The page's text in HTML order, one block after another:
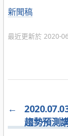
分
新聞稿
最近更新於 2020-
←
趨勢預測